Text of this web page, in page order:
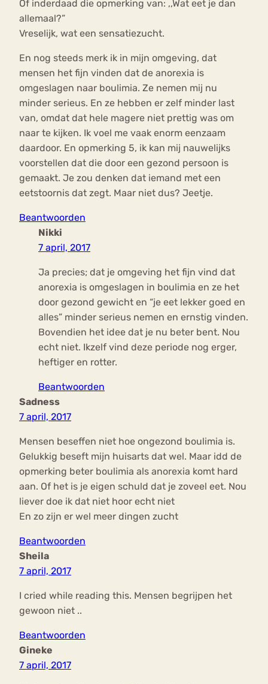
Of inderdaad die opmerking van: ,,Wat eet je dan
allemaal?”
Vreselijk, wat een sensatiezucht.
En nog steeds merk ik in mijn omgeving, dat
mensen het fijn vinden dat de anorexia is
omgeslagen naar boulimia. Ze nemen mij nu
minder serieus. En ze hebben er zelf minder last
van, omdat dat hele magere niet prettig was om
naar te kijken. Ik voel me vaak enorm eenzaam
daardoor. En opmerking 5, ik kan mij nauwelijks
voorstellen dat die door een gezond persoon is
gemaakt. Je zou denken dat iemand met een
eetstoornis dat zegt. Maar niet dus? Jeetje.
Beantwoorden
Nikki
7 april, 2017
Ja precies; dat je omgeving het fijn vind dat
anorexia is omgeslagen in boulimia en ze het
door gezond gewicht en “je eet lekker goed en
alles” minder serieus nemen en ernstig vinden.
Bovendien het idee dat je nu beter bent. Nou
echt niet. Ikzelf vind deze periode nog erger,
heftiger en rotter.
Beantwoorden
Sadness
7 april, 2017
Mensen beseffen niet hoe ongezond boulimia is.
Gelukkig beseft mijn huisarts dat wel. Maar idd de
opmerking beter boulimia als anorexia komt hard
aan. Of het is je eigen schuld dat je zoveel eet. Nou
liever doe ik dat niet hoor echt niet
En zo zijn er wel meer dingen zucht
Beantwoorden
Sheila
7 april, 2017
I cried while reading this. Mensen begrijpen het
gewoon niet ..
Beantwoorden
Gineke
7 april, 2017